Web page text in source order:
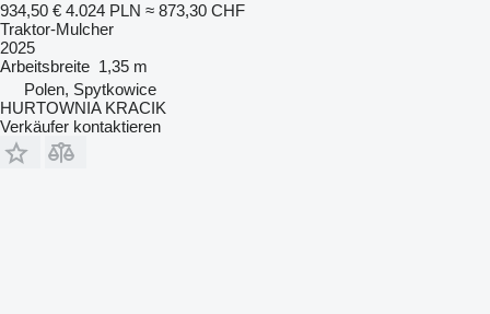
934,50 € 4.024 PLN ≈ 873,30 CHF
Traktor-Mulcher
2025
Arbeitsbreite 1,35 m
Polen, Spytkowice
HURTOWNIA KRACIK
Verkäufer kontaktieren